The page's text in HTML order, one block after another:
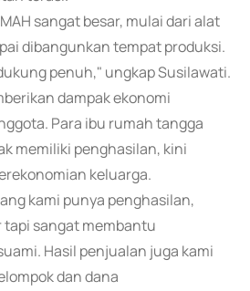
sangat besar, mulai dari alat
dibangunkan tempat produksi.
penuh," ungkap Susilawati.
dampak ekonomi
Para ibu rumah tangga
memiliki penghasilan, kini
keluarga.
kami punya penghasilan,
sangat membantu
Hasil penjualan juga kami
dan dana